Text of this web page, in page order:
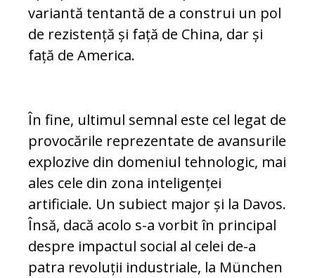
variantă tentantă de a construi un pol
de rezistență și față de China, dar și
față de America.
În fine, ultimul semnal este cel legat de
provocările reprezentate de avansurile
explozive din domeniul tehnologic, mai
ales cele din zona inteligenței
artificiale. Un subiect major și la Davos.
Însă, dacă acolo s-a vorbit în principal
despre impactul social al celei de-a
patra revoluții industriale, la München